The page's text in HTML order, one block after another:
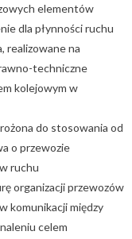
elementów
dla płynności ruchu
realizowane na
techniczne
kolejowym w
do stosowania od
o przewozie
ruchu
organizacji przewozów
komunikacji między
celem